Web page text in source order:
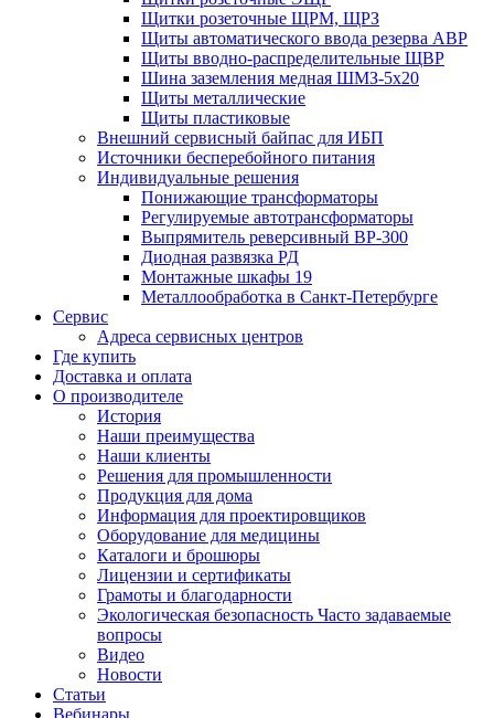
Щитки розеточные ЩРМ, ЩРЗ
Щиты автоматического ввода резерва АВР
Щиты вводно-распределительные ЩВР
Шина заземления медная ШМЗ-5х20
Щиты металлические
Щиты пластиковые
Внешний сервисный байпас для ИБП
Источники бесперебойного питания
Индивидуальные решения
Понижающие трансформаторы
Регулируемые автотрансформаторы
Выпрямитель реверсивный ВР-300
Диодная развязка РД
Монтажные шкафы 19
Металлообработка в Санкт-Петербурге
Сервис
Адреса сервисных центров
Где купить
Доставка и оплата
О производителе
История
Наши преимущества
Наши клиенты
Решения для промышленности
Продукция для дома
Информация для проектировщиков
Оборудование для медицины
Каталоги и брошюры
Лицензии и сертификаты
Грамоты и благодарности
Экологическая безопасность Часто задаваемые
вопросы
Видео
Новости
Статьи
Вебинары